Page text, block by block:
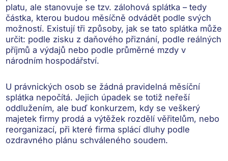
platu, ale stanovuje se tzv. zálohová splátka – tedy
částka, kterou budou měsíčně odvádět podle svých
možností. Existují tři způsoby, jak se tato splátka může
určit: podle zisku z daňového přiznání, podle reálných
příjmů a výdajů nebo podle průměrné mzdy v
národním hospodářství.
U právnických osob se žádná pravidelná měsíční
splátka nepočítá. Jejich úpadek se totiž neřeší
oddlužením, ale buď konkurzem, kdy se veškerý
majetek firmy prodá a výtěžek rozdělí věřitelům, nebo
reorganizací, při které firma splácí dluhy podle
ozdravného plánu schváleného soudem.